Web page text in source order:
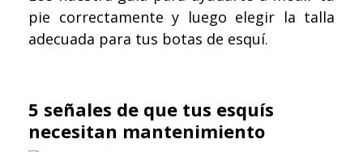
pie correctamente y luego elegir la talla
adecuada para tus botas de esquí.
5 señales de que tus esquís
necesitan mantenimiento